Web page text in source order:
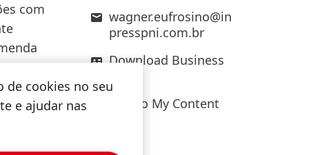
com
wagner.eufrosino@in
presspni.com.br
Download Business
Add to My Content
de cookies no seu
e ajudar nas